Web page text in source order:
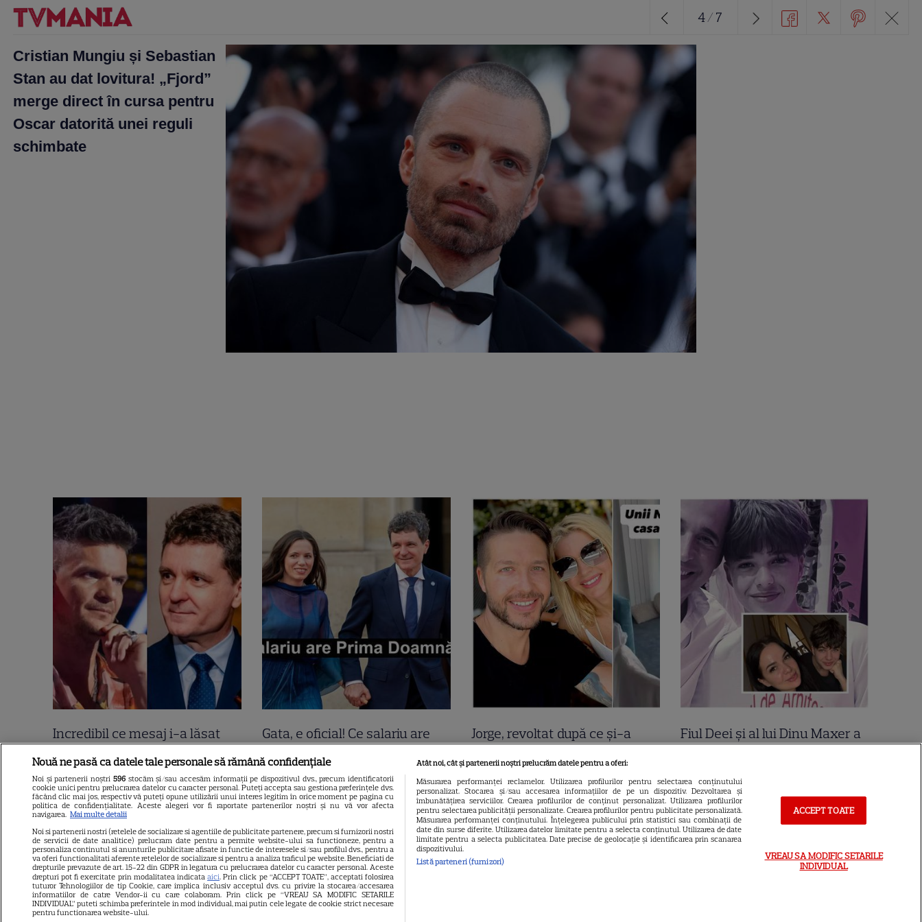
Cristian Mungiu și Sebastian
Stan au dat lovitura! „Fjord”
merge direct în cursa pentru
Oscar datorită unei reguli
schimbate
4/ 7
Incredibil ce mesaj i-a lăsat
Tudor Chirilă lui Nicușor Dan,
direct pe Facebook! 2400 de
oameni i-au dat like lui Tudor!
“Sunt curios cine vă…”.
Continuarea e șah mat
Gata, e oficial! Ce salariu are
Mirabela Grădinaru, dar asta
nu e tot! Surpriza uriașă din
declarația de avere! Da, scrie
negru pe alb! O cheamă…
Jorge, revoltat după ce și-a
devastat. Ce au lăsat în urmă
turiștii este strigător la Cer
Fiul Deei și al lui Dinu Maxer a
din București. Andreas, admis
fără meditații, cu note maxime
Nouă ne pasă ca datele tale personale să rămână confidențiale
Noi și partenerii noștri 596stocăm și/sau accesăm informații pe dispozitivul dvs., precum identificatorii
cookie unici pentru prelucrarea datelor cu caracter personal. Puteți accepta sau gestiona preferințele dvs.
făcând clic mai jos, respectiv vă puteți opune utilizării unui interes legitim în orice moment pe pagina cu
politica de confidențialitate. Aceste alegeri vor fi raportate partenerilor noștri și nu vă vor afecta
navigarea. Mai multe detalii
Noi si partenerii nostri (retelele de socializare si agentiile de publicitate partenere, precum si furnizorii nostri
de servicii de date analitice) prelucram date pentru a permite website-ului sa functioneze, pentru a
personaliza continutul si anunturile publicitare afisate in functie de interesele si/sau profilul dvs., pentru a
va oferi functionalitati aferente retelelor de socializare si pentru a analiza traficul pe website. Beneficiati de
drepturile prevazute de art. 15-22 din GDPR in legatura cu prelucrarea datelor cu caracter personal. Aceste
drepturi pot fi exercitate prin modalitatea indicataaici. Prin click pe “ACCEPT TOATE”, acceptati folosirea
tuturor Tehnologiilor de tip Cookie, care implica inclusiv acceptul dvs. cu privire la stocarea/accesarea
informatiilor de catre Vendor-ii cu care colaboram. Prin click pe “VREAU SA MODIFIC SETARILE
INDIVIDUAL” puteti schimba preferintele in mod individual, mai putin cele legate de cookie strict necesare
pentru functionarea website-ului.
Atât noi, cât și partenerii noștri prelucrăm datele pentru a oferi:
Măsurarea performanței reclamelor. Utilizarea profilurilor pentru selectarea conținutului
personalizat. Stocarea și/sau accesarea informațiilor de pe un dispozitiv. Dezvoltarea și
îmbunătățirea serviciilor. Crearea profilurilor de conținut personalizat. Utilizarea profilurilor
pentru selectarea publicității personalizate. Crearea profilurilor pentru publicitate personalizată.
Măsurarea performanței conținutului. Înțelegerea publicului prin statistici sau combinații de
date din surse diferite. Utilizarea datelor limitate pentru a selecta conținutul. Utilizarea de date
limitate pentru a selecta publicitatea. Date precise de geolocație și identificarea prin scanarea
dispozitivului.
Listă parteneri (furnizori)
ACCEPT TOATE
VREAU SA MODIFIC SETARILE
INDIVIDUAL